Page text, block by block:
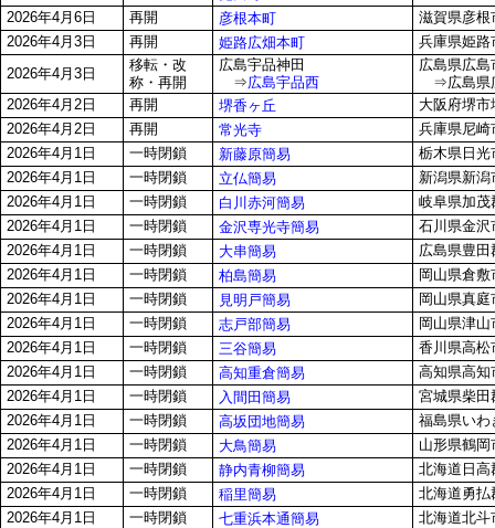
2026年4月6日
再開 彦根本町
滋賀県彦根
2026年4月3日
再開 姫路広畑本町
兵庫県姫路
2026年4月3日
移転・改
称・再開
広島宇品神田
⇒広島宇品西
広島県広島
⇒広島県
2026年4月2日
再開 堺香ヶ丘
大阪府堺市
2026年4月2日
再開 常光寺
兵庫県尼崎
2026年4月1日
一時閉鎖 新藤原簡易
栃木県日光
2026年4月1日
一時閉鎖 立仏簡易
新潟県新潟
2026年4月1日
一時閉鎖 白川赤河簡易
岐阜県加茂
2026年4月1日
一時閉鎖 金沢専光寺簡易
石川県金沢
2026年4月1日
一時閉鎖 大串簡易
広島県豊田
2026年4月1日
一時閉鎖 柏島簡易
岡山県倉
2026年4月1日
一時閉鎖 見明戸簡易
岡山県真
2026年4月1日
一時閉鎖 志戸部簡易
岡山県津
2026年4月1日
一時閉鎖 三谷簡易
香川県高松
2026年4月1日
一時閉鎖 高知重倉簡易
高知県高知
2026年4月1日
一時閉鎖 入間田簡易
宮城県柴田
2026年4月1日
一時閉鎖 高坂団地簡易
福島県いわ
2026年4月1日
一時閉鎖 大鳥簡易
山形県鶴
2026年4月1日
一時閉鎖 静内青柳簡易
北海道日高
2026年4月1日
一時閉鎖 稲里簡易
北海道勇払
2026年4月1日
一時閉鎖 七重浜本通簡易
北海道北斗